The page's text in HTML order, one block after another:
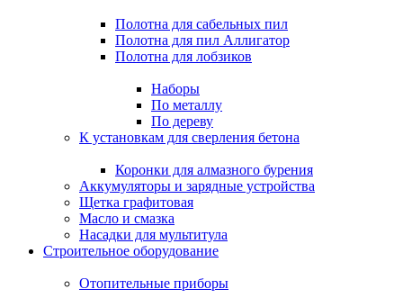
Полотна для сабельных пил
Полотна для пил Аллигатор
Полотна для лобзиков
Наборы
По металлу
По дереву
К установкам для сверления бетона
Коронки для алмазного бурения
Аккумуляторы и зарядные устройства
Щетка графитовая
Масло и смазка
Насадки для мультитула
Строительное оборудование
Отопительные приборы